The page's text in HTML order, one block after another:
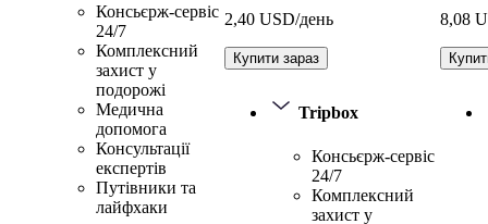
Консьєрж-сервіс
24/7
Комплексний
захист у
подорожі
Медична
допомога
Консультації
експертів
Путівники та
лайфхаки
2,40 USD/день
Купити зараз
Tripbox
Консьєрж-сервіс
24/7
Комплексний
захист у
8,08